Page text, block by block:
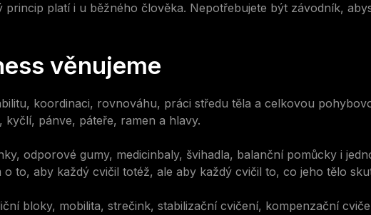
platí i u běžného člověka. Nepotřebujete být závodník,
věnujeme
koordinaci, rovnováhu, práci středu těla a celkovou
pánve, páteře, ramen a hlavy.
odporové gumy, medicinbaly, švihadla, balanční pomůcky i
to, aby každý cvičil totéž, ale aby každý cvičil to, co jeho tělo
bloky, mobilita, strečink, stabilizační cvičení, kompenzační